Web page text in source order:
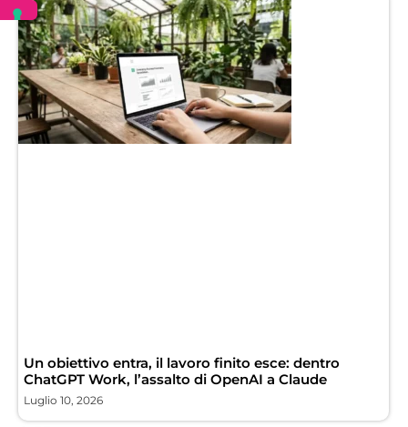
Un obiettivo entra, il lavoro finito esce: dentro
ChatGPT Work, l’assalto di OpenAI a Claude
Luglio 10, 2026